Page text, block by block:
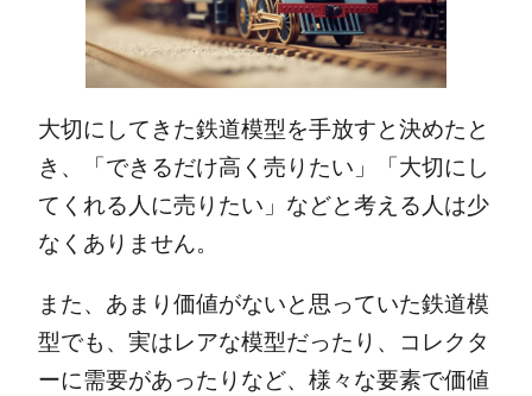
大切にしてきた鉄道模型を手放すと決めたと
き、「できるだけ高く売りたい」「大切にし
てくれる人に売りたい」などと考える人は少
なくありません。
また、​​あまり価値がないと思っていた鉄道模
型でも、実はレアな模型だったり、コレクタ
ーに需要があったりなど、様々な要素で価値